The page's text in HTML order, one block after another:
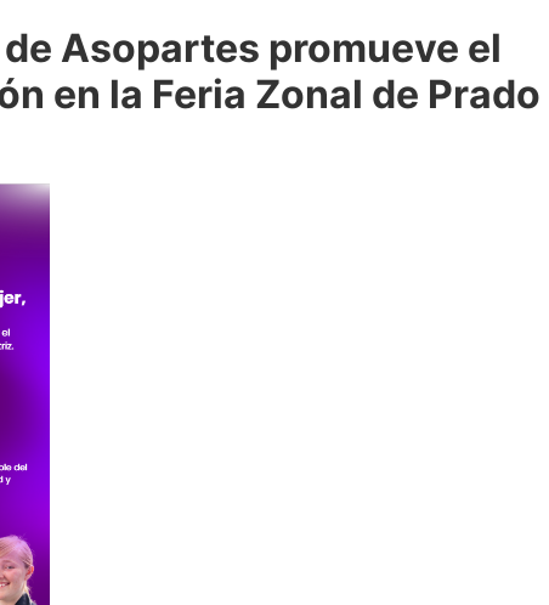
Asopartes promueve el
en la Feria Zonal de Prado